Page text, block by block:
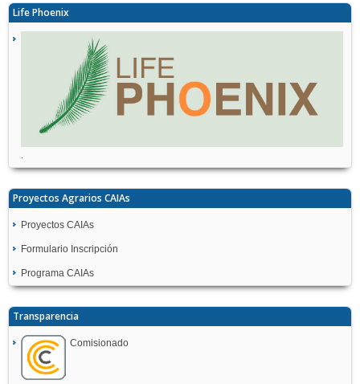
Life Phoenix
Proyectos Agrarios CAIAs
Proyectos CAIAs
Formulario Inscripción
Programa CAIAs
Transparencia
Comisionado